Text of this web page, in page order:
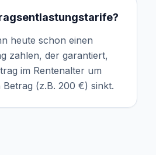
heute schon einen
zahlen, der garantiert,
im Rentenalter um
Betrag (z.B. 200 €) sinkt.